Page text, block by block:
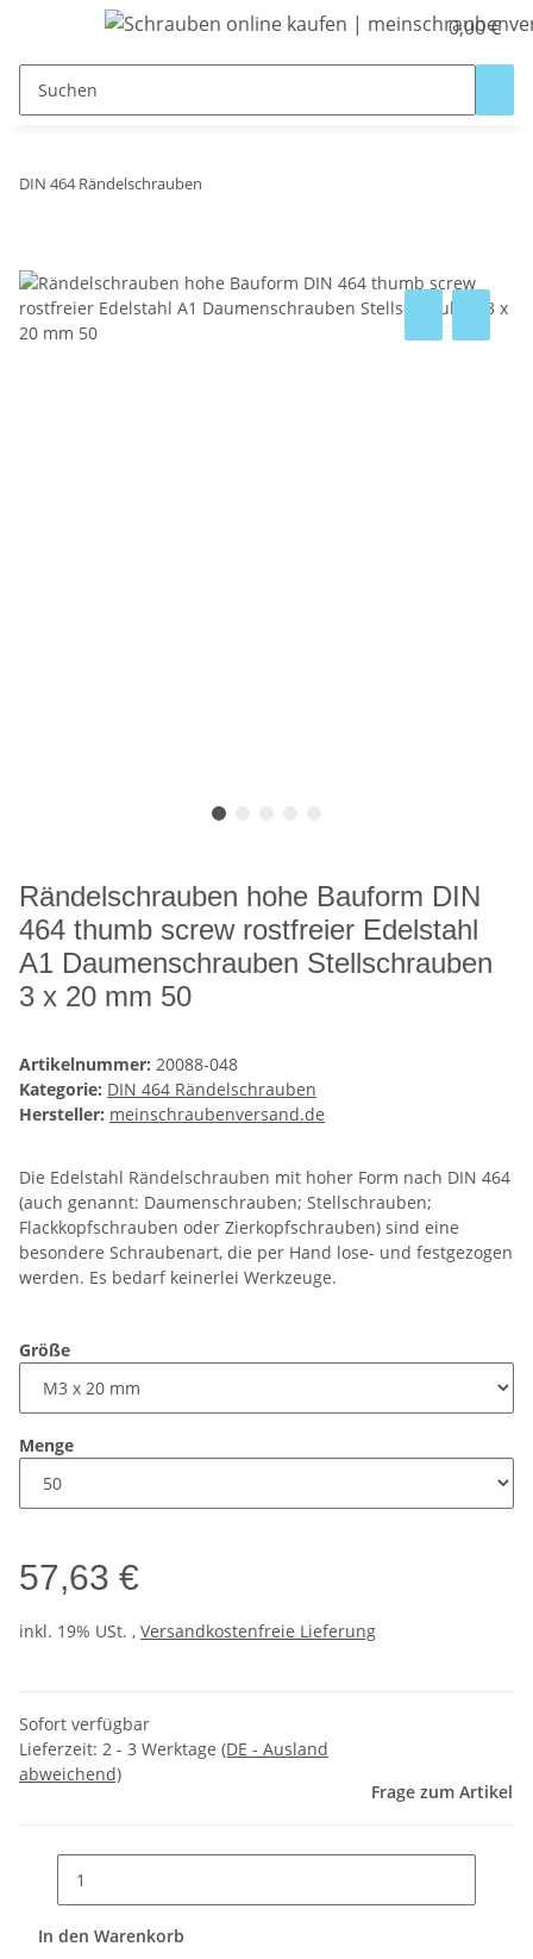
0,00 €
DIN 464 Rändelschrauben
Rändelschrauben hohe Bauform DIN
464 thumb screw rostfreier Edelstahl
A1 Daumenschrauben Stellschrauben
3 x 20 mm 50
Artikelnummer: 20088-048
Kategorie: DIN 464 Rändelschrauben
Hersteller: meinschraubenversand.de
Die Edelstahl Rändelschrauben mit hoher Form nach DIN 464
(auch genannt: Daumenschrauben; Stellschrauben;
Flackkopfschrauben oder Zierkopfschrauben) sind eine
besondere Schraubenart, die per Hand lose- und festgezogen
werden. Es bedarf keinerlei Werkzeuge.
Größe
Menge
57,63 €
inkl. 19% USt. , Versandkostenfreie Lieferung
Sofort verfügbar
Lieferzeit: 2 - 3 Werktage (DE - Ausland
abweichend)
Frage zum Artikel
In den Warenkorb